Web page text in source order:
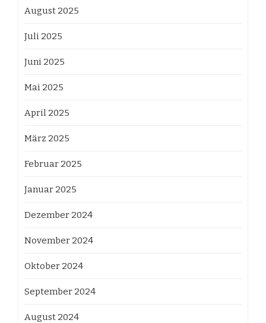
August 2025
Juli 2025
Juni 2025
Mai 2025
April 2025
März 2025
Februar 2025
Januar 2025
Dezember 2024
November 2024
Oktober 2024
September 2024
August 2024